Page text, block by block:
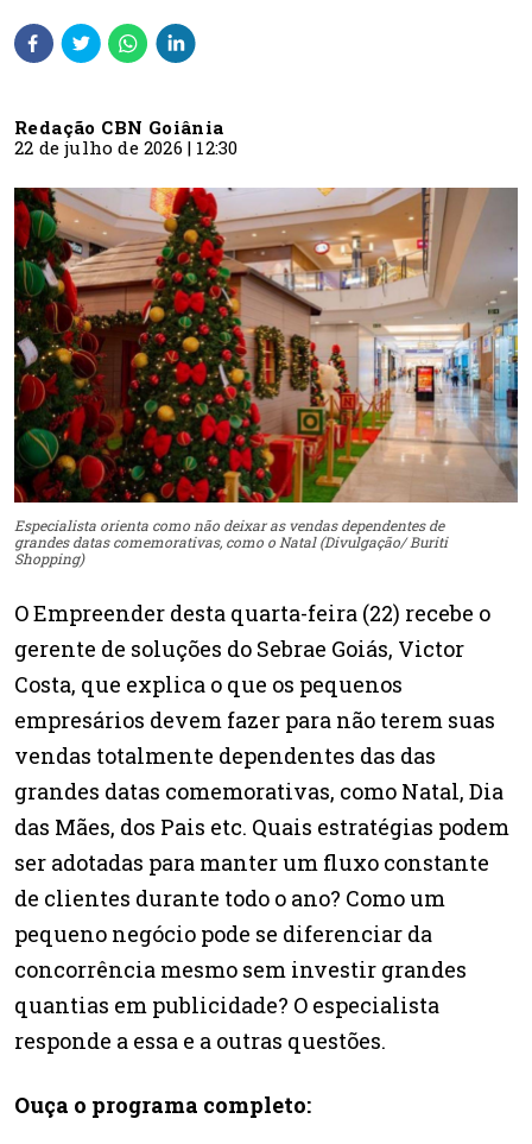
Redação CBN Goiânia
22 de julho de 2026 | 12:30
Especialista orienta como não deixar as vendas dependentes de
grandes datas comemorativas, como o Natal (Divulgação/ Buriti
Shopping)
O Empreender desta quarta-feira (22) recebe o
gerente de soluções do Sebrae Goiás, Victor
Costa, que explica o que os pequenos
empresários devem fazer para não terem suas
vendas totalmente dependentes das das
grandes datas comemorativas, como Natal, Dia
das Mães, dos Pais etc. Quais estratégias podem
ser adotadas para manter um fluxo constante
de clientes durante todo o ano? Como um
pequeno negócio pode se diferenciar da
concorrência mesmo sem investir grandes
quantias em publicidade? O especialista
responde a essa e a outras questões.
Ouça o programa completo: